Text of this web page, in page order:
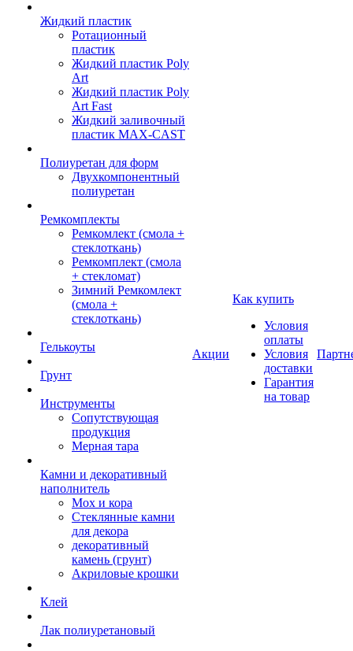
Жидкий пластик
Ротационный
пластик
Жидкий пластик Poly
Art
Жидкий пластик Poly
Art Fast
Жидкий заливочный
пластик MAX-CAST
Полиуретан для форм
Двухкомпонентный
полиуретан
Ремкомплекты
Ремкомлект (смола +
стеклоткань)
Ремкомплект (смола
+ стекломат)
Зимний Ремкомлект
(смола +
стеклоткань)
Гелькоуты
Грунт
Инструменты
Сопутствующая
продукция
Мерная тара
Камни и декоративный
наполнитель
Мох и кора
Стеклянные камни
для декора
декоративный
камень (грунт)
Акриловые крошки
Клей
Лак полиуретановый
Акции
Как купить
Условия
оплаты
Условия
доставки
Гарантия
на товар